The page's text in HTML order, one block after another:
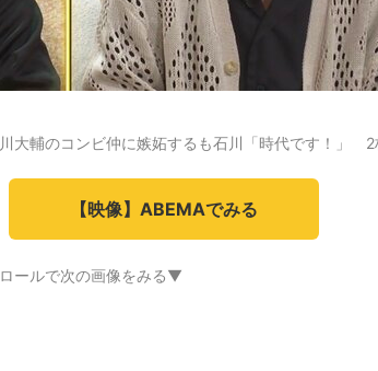
大輔のコンビ仲に嫉妬するも石川「時代です！」 2
【映像】ABEMAでみる
ールで次の画像をみる▼